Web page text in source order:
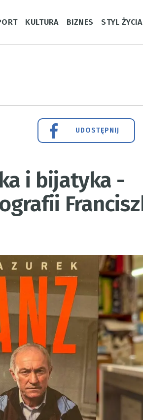
KULTURA BIZNES STYL ŻYCIA
UDOSTĘPNIJ
i bijatyka -